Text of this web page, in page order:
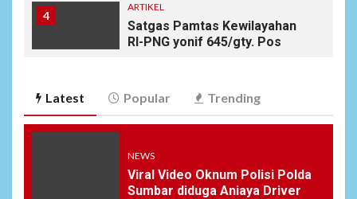
4
ARTIKEL
Satgas Pamtas Kewilayahan
RI-PNG yonif 645/gty. Pos
SD Negeri Gunung Susu
5
Soal Dugaan Tenaga Ahli
Fiktif, KPK Diminta
Tongkrongi Pemprov
Latest Popular Trending
NEWS
Viral Video Oknum Polisi Polda
Sumbar diduga Aniaya Driver